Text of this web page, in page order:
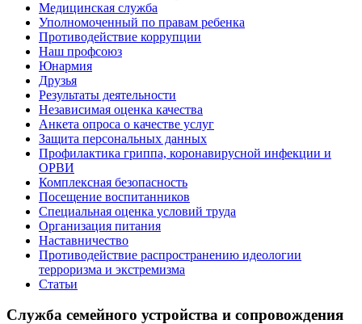
Медицинская служба
Уполномоченный по правам ребенка
Противодействие коррупции
Наш профсоюз
Юнармия
Друзья
Результаты деятельности
Независимая оценка качества
Анкета опроса о качестве услуг
Защита персональных данных
Профилактика гриппа, коронавирусной инфекции и
ОРВИ
Комплексная безопасность
Посещение воспитанников
Специальная оценка условий труда
Организация питания
Наставничество
Противодействие распространению идеологии
терроризма и экстремизма
Статьи
Служба семейного устройства и сопровождения